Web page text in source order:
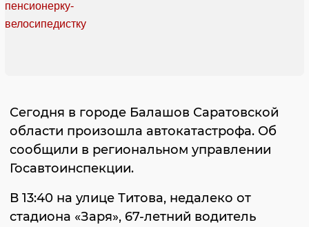
Сегодня в городе Балашов Саратовской
области произошла автокатастрофа. Об
сообщили в региональном управлении
Госавтоинспекции.
В 13:40 на улице Титова, недалеко от
стадиона «Заря», 67-летний водитель